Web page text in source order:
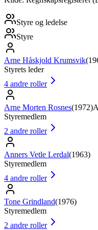
Styre og ledelse
Styre
Arne Håskjold Krumsvik(
Styrets leder
4 andre roller
Arne Morten Rosnes(1972)
Styremedlem
2 andre roller
Anners Vetle Lerdal(1963)
Styremedlem
4 andre roller
Tone Grindland(1976)
Styremedlem
2 andre roller